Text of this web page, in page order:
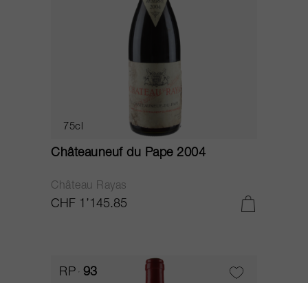
75cl
Châteauneuf du Pape 2004
Château Rayas
CHF 1’145.85
RP 93